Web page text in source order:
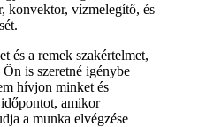
konvektor, vízmelegítő, és
és a remek szakértelmet,
is szeretné igénybe
hívjon minket és
amikor
a munka elvégzése